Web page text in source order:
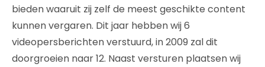
bieden waaruit zij zelf de meest geschikte content
kunnen vergaren. Dit jaar hebben wij 6
videopersberichten verstuurd, in 2009 zal dit
doorgroeien naar 12. Naast versturen plaatsen wij